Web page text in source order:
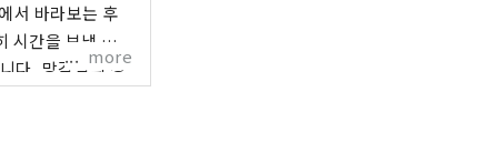
서 바라보는 후
시간을 보낼 수
다. 망각암의 정
공유합시다.
more